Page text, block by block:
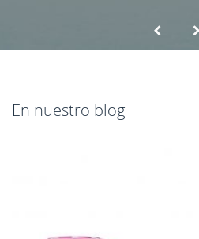
En nuestro blog